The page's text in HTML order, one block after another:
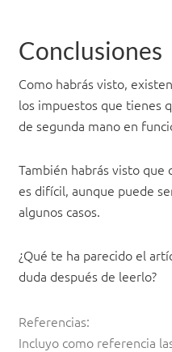
Conclusiones
Como habrás visto,
los impuestos que tienes
de segunda mano en
También habrás visto que
es difícil, aunque puede
algunos casos.
¿Qué te ha parecido el
duda después de leerlo?
Referencias:
Incluyo como referencia